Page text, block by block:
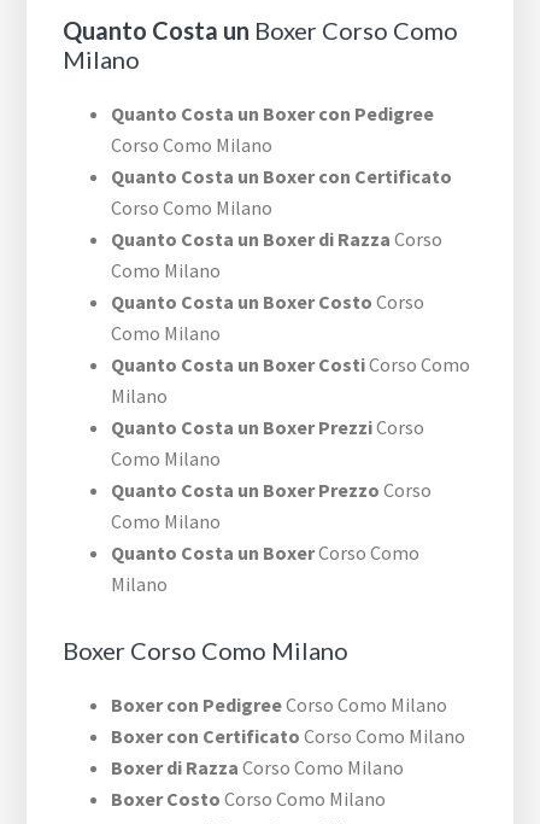
Quanto Costa un Boxer Corso Como
Milano
Quanto Costa un Boxer con Pedigree
Corso Como Milano
Quanto Costa un Boxer con Certificato
Corso Como Milano
Quanto Costa un Boxer di Razza Corso
Como Milano
Quanto Costa un Boxer Costo Corso
Como Milano
Quanto Costa un Boxer CostiCorso Como
Milano
Quanto Costa un Boxer PrezziCorso
Como Milano
Quanto Costa un Boxer Prezzo Corso
Como Milano
Quanto Costa un BoxerCorso Como
Milano
Boxer Corso Como Milano
Boxer con PedigreeCorso Como Milano
Boxer con Certificato Corso Como Milano
Boxer di Razza Corso Como Milano
Boxer Costo Corso Como Milano